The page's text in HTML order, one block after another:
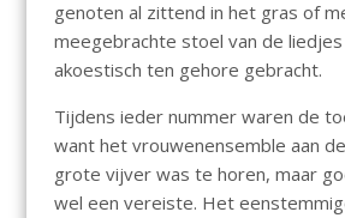
k p
genoten al zittend in het gras of
meegebrachte stoel van de
akoestisch ten gehore gebracht.
Tijdens ieder nummer waren de
want het vrouwenensemble aan
grote vijver was te horen, maar
wel een vereiste. Het